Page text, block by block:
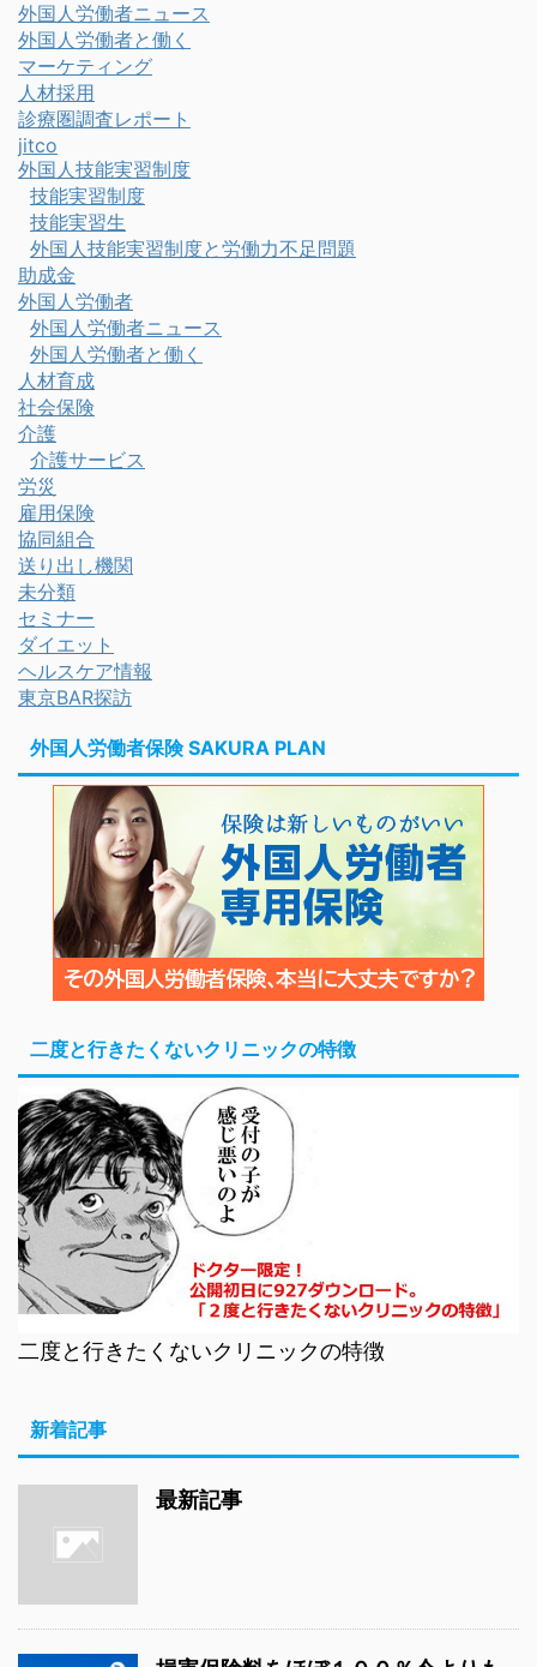
外国人労働者ニュース
外国人労働者と働く
マーケティング
人材採用
診療圏調査レポート
jitco
外国人技能実習制度
技能実習制度
技能実習生
外国人技能実習制度と労働力不足問題
助成金
外国人労働者
外国人労働者ニュース
外国人労働者と働く
人材育成
社会保険
介護
介護サービス
労災
雇用保険
協同組合
送り出し機関
未分類
セミナー
ダイエット
ヘルスケア情報
東京BAR探訪
外国人労働者保険 SAKURA PLAN
二度と行きたくないクリニックの特徴
二度と行きたくないクリニックの特徴
新着記事
最新記事